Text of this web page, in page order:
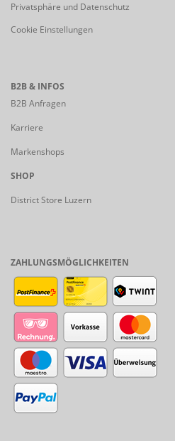
Privatsphäre und Datenschutz
Cookie Einstellungen
B2B & INFOS
B2B Anfragen
Karriere
Markenshops
SHOP
District Store Luzern
ZAHLUNGSMÖGLICHKEITEN